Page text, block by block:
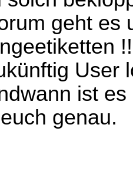
geht es
!!
User
ist
genau.